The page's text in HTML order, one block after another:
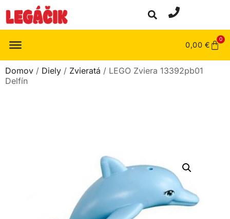
0,00 €
0
Domov / Diely / Zvieratá / LEGO Zviera 13392pb01
Delfín